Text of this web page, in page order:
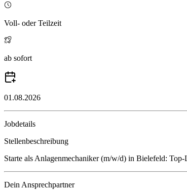
Voll- oder Teilzeit
ab sofort
01.08.2026
Jobdetails
Stellenbeschreibung
Starte als Anlagenmechaniker (m/w/d) in Bielefeld:
Dein Ansprechpartner